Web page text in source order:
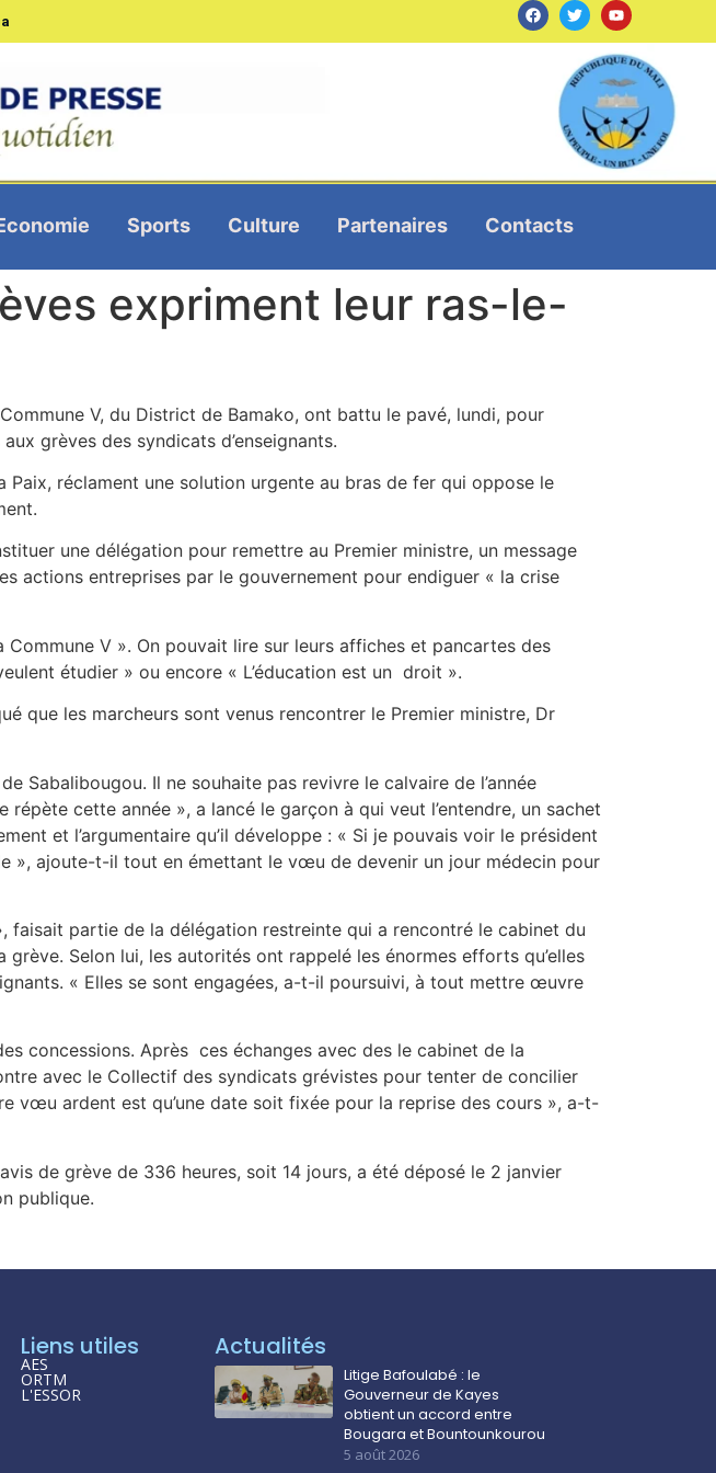
Sports Culture Partenaires Contacts
expriment leur ras-le-
V, du District de Bamako, ont battu le pavé, lundi, pour
grèves des syndicats d’enseignants.
réclament une solution urgente au bras de fer qui oppose le
une délégation pour remettre au Premier ministre, un message
actions entreprises par le gouvernement pour endiguer « la crise
V ». On pouvait lire sur leurs affiches et pancartes des
étudier » ou encore « L’éducation est un droit ».
que les marcheurs sont venus rencontrer le Premier ministre, Dr
Sabalibougou. Il ne souhaite pas revivre le calvaire de l’année
cette année », a lancé le garçon à qui veut l’entendre, un sachet
et l’argumentaire qu’il développe : « Si je pouvais voir le président
», ajoute-t-il tout en émettant le vœu de devenir un jour médecin pour
faisait partie de la délégation restreinte qui a rencontré le cabinet du
Selon lui, les autorités ont rappelé les énormes efforts qu’elles
« Elles se sont engagées, a-t-il poursuivi, à tout mettre œuvre
concessions. Après ces échanges avec des le cabinet de la
avec le Collectif des syndicats grévistes pour tenter de concilier
vœu ardent est qu’une date soit fixée pour la reprise des cours », a-t-
de grève de 336 heures, soit 14 jours, a été déposé le 2 janvier
publique.
Liens utiles
AES
ORTM
L'ESSOR
Actualités
Litige Bafoulabé : le
Gouverneur de Kayes
obtient un accord entre
Bougara et Bountounkourou
5 août 2026